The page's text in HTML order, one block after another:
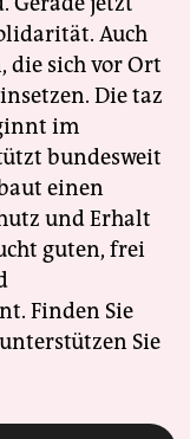
Auch
die sich vor Ort
Die taz
im
bundesweit
einen
und Erhalt
guten, frei
Finden Sie
Sie